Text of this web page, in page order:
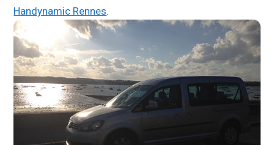
Handynamic Rennes